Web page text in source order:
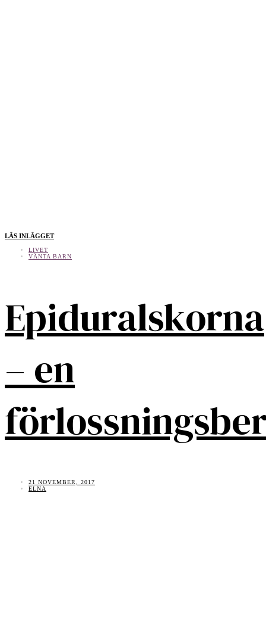
LÄS INLÄGGET
LIVET
VÄNTA BARN
Epiduralskorna
– en
21 NOVEMBER, 2017
ELNA